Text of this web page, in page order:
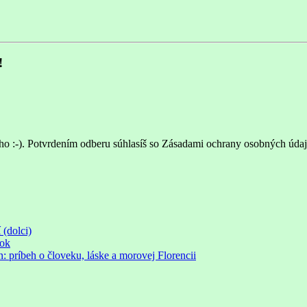
). Potvrdením odberu súhlasíš so Zásadami ochrany osobných
(dolci)
príbeh o človeku, láske a morovej Florencii